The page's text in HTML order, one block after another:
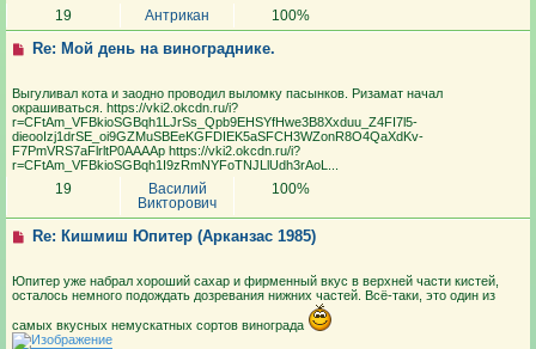
19 Антрикан 100%
Re: Мой день на винограднике.
Выгуливал кота и заодно проводил выломку пасынков. Ризамат начал
окрашиваться. https://vki2.okcdn.ru/i?
r=CFtAm_VFBkioSGBqh1LJrSs_Qpb9EHSYfHwe3B8Xxduu_Z4FI7l5-
dieooIzj1drSE_oi9GZMuSBEeKGFDIEK5aSFCH3WZonR8O4QaXdKv-
F7PmVRS7aFlrltP0AAAAp https://vki2.okcdn.ru/i?
r=CFtAm_VFBkioSGBqh1I9zRmNYFoTNJLlUdh3rAoL...
19
Василий
Викторович
100%
Re: Кишмиш Юпитер (Арканзас 1985)
Юпитер уже набрал хороший сахар и фирменный вкус в верхней части кистей,
осталось немного подождать дозревания нижних частей. Всё-таки, это один из
самых вкусных немускатных сортов винограда